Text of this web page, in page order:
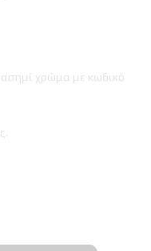
ασημί χρώμα με κωδικό